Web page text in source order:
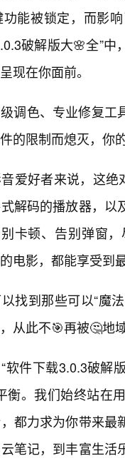
能被锁定，而影
破解版大🌸全”
现在你面前。
调色、专业修复
的限制而熄灭，你
爱好者来说，这绝
解码的播放器，
卡顿、告别弹窗
电影，都能享受到
找到那些可以“魔
从此不🎯再被🤔地
软件下载3.0.3破解
衡。我们始终站
都力求为你带来
笔记，到丰富生